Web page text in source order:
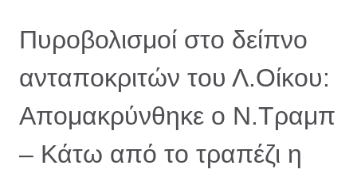
Πυροβολισμοί στο δείπνο
ανταποκριτών του Λ.Οίκου:
Απομακρύνθηκε ο Ν.Τραμπ
– Κάτω από το τραπέζι η